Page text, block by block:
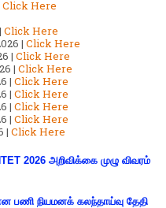
Click Here
Click Here
| Click Here
| Click Here
| Click Here
| Click Here
| Click Here
| Click Here
| Click Here
| Click Here
2026 அறிவிக்கை முழு விவரம்
பணி நியமனக் கலந்தாய்வு தேதி